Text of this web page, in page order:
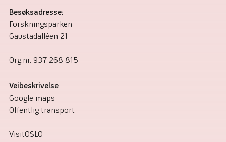
Besøksadresse:
Forskningsparken
Gaustadalléen 21
Org.nr. 937 268 815
Veibeskrivelse
Google maps
Offentlig transport
VisitOSLO